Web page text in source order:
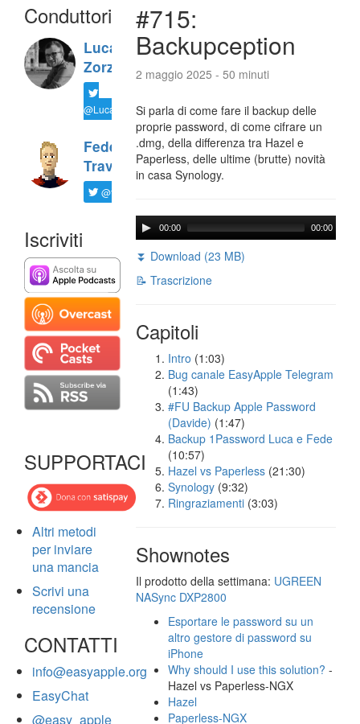
Conduttori
Luca
Zorzi
@LucaTNT
Federico
Travaini
@ftrava
Iscriviti
SUPPORTACI
Altri metodi
per inviare
una mancia
Scrivi una
recensione
CONTATTI
info@easyapple.org
EasyChat
@easy_apple
#715:
Backupception
2 maggio 2025 - 50 minuti
Si parla di come fare il backup delle
proprie password, di come cifrare un
.dmg, della differenza tra Hazel e
Paperless, delle ultime (brutte) novità
in casa Synology.
00:00 00:00
⏬ Download (23 MB)
📝 Trascrizione
Capitoli
Intro (1:03)
Bug canale EasyApple Telegram
(1:43)
#FU Backup Apple Password
(Davide) (1:47)
Backup 1Password Luca e Fede
(10:57)
Hazel vs Paperless (21:30)
Synology (9:32)
Ringraziamenti (3:03)
Shownotes
Il prodotto della settimana: UGREEN
NASync DXP2800
Esportare le password su un
altro gestore di password su
iPhone
Why should I use this solution? -
Hazel vs Paperless-NGX
Hazel
Paperless-NGX